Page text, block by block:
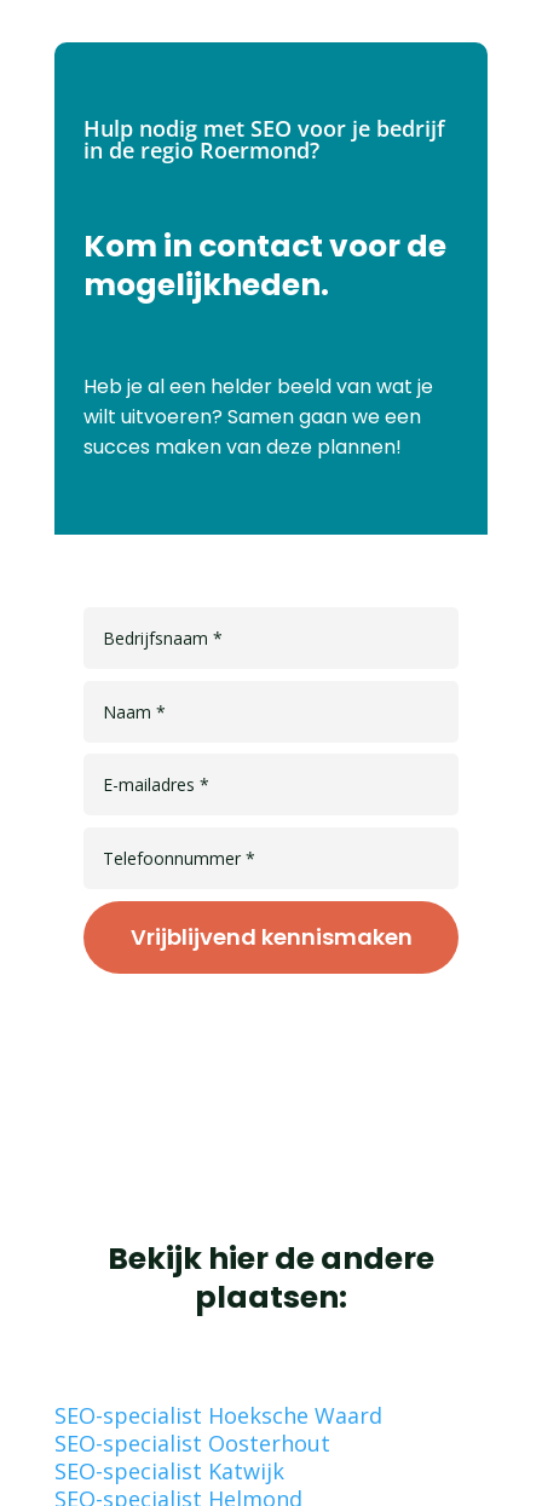
Hulp nodig met SEO voor je bedrijf
in de regio Roermond?
Kom in contact voor de
mogelijkheden.
Heb je al een helder beeld van wat je
wilt uitvoeren? Samen gaan we een
succes maken van deze plannen!
Vrijblijvend kennismaken
Bekijk hier de andere
plaatsen:
SEO-specialist Hoeksche Waard
SEO-specialist Oosterhout
SEO-specialist Katwijk
SEO-specialist Helmond